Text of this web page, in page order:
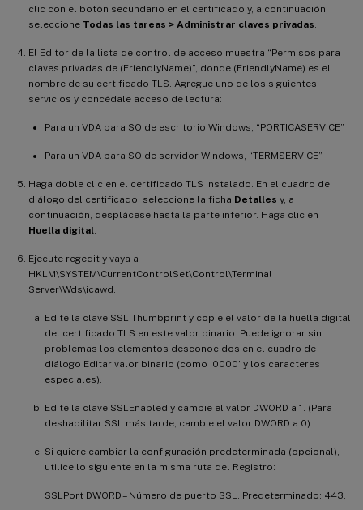
clic con el botón secundario en el certificado y, a continuación,
seleccione Todas las tareas > Administrar claves privadas
El Editor de la lista de control de acceso muestra “Permisos para
claves privadas de (FriendlyName)”, donde (FriendlyName) es el
nombre de su certificado TLS. Agregue uno de los siguientes
servicios y concédale acceso de lectura:
Para un VDA para SO de escritorio Windows, “PORTICASERVICE”
Para un VDA para SO de servidor Windows, “TERMSERVICE”
Haga doble clic en el certificado TLS instalado. En el cuadro de
diálogo del certificado, seleccione la ficha Detalles y, a
continuación, desplácese hasta la parte inferior. Haga clic en
Huella digital
Ejecute regedit y vaya a
HKLM\SYSTEM\CurrentControlSet\Control\Terminal
Server\Wds\icawd.
Edite la clave SSL Thumbprint y copie el valor de la huella digital
del certificado TLS en este valor binario. Puede ignorar sin
problemas los elementos desconocidos en el cuadro de
diálogo Editar valor binario (como ‘0000’ y los caracteres
especiales).
Edite la clave SSLEnabled y cambie el valor DWORD a 1. (Para
deshabilitar SSL más tarde, cambie el valor DWORD a 0).
Si quiere cambiar la configuración predeterminada (opcional),
utilice lo siguiente en la misma ruta del Registro:
SSLPort DWORD – Número de puerto SSL. Predeterminado: 443.